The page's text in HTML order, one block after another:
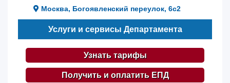
Москва, Богоявленский переулок, 6с2
Услуги и сервисы Департамента
Узнать тарифы
Получить и оплатить ЕПД